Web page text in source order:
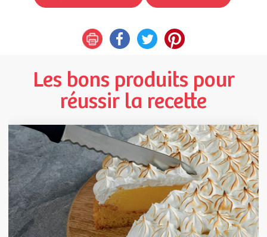
Les bons produits pour
réussir la recette